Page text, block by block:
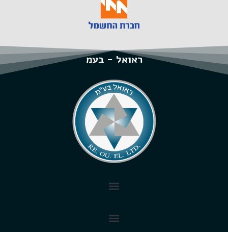
ראואל - בעמ